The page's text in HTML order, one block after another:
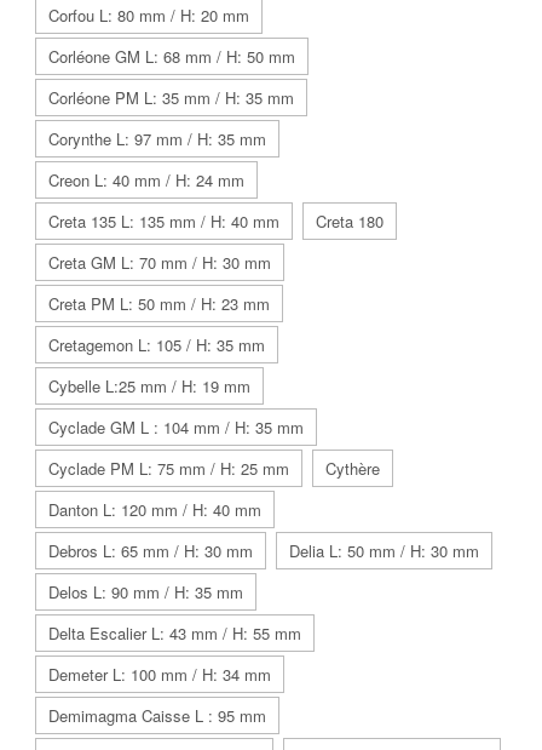
Corfou L: 80 mm / H: 20 mm
Corléone GM L: 68 mm / H: 50 mm
Corléone PM L: 35 mm / H: 35 mm
Corynthe L: 97 mm / H: 35 mm
Creon L: 40 mm / H: 24 mm
Creta 135 L: 135 mm / H: 40 mm
Creta 180
Creta GM L: 70 mm / H: 30 mm
Creta PM L: 50 mm / H: 23 mm
Cretagemon L: 105 / H: 35 mm
Cybelle L:25 mm / H: 19 mm
Cyclade GM L : 104 mm / H: 35 mm
Cyclade PM L: 75 mm / H: 25 mm
Cythère
Danton L: 120 mm / H: 40 mm
Debros L: 65 mm / H: 30 mm
Delia L: 50 mm / H: 30 mm
Delos L: 90 mm / H: 35 mm
Delta Escalier L: 43 mm / H: 55 mm
Demeter L: 100 mm / H: 34 mm
Demimagma Caisse L : 95 mm